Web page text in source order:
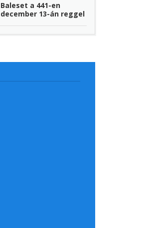
Baleset a 441-en
december 13-án reggel